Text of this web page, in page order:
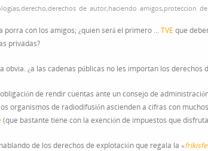
,derecho,derechos de autor,haciendo amigos,proteccion
porra con los amigos; ¿quien será el primero …TVE que
privadas?
obvia. ¿a las cadenas públicas no les importan los derechos
de rendir cuentas ante un consejo de
organismos de radiodifusión ascienden a cifras con
(que bastante tiene con la exención de impuestos que
de los derechos de explotación que regala la «